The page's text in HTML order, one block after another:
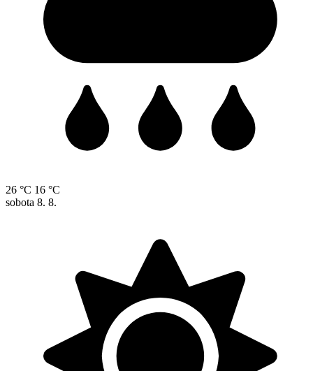
26 °C 16 °C
sobota 8. 8.